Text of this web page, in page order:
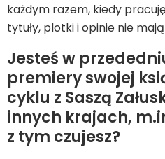
każdym razem, kiedy
tytuły, plotki i opinie nie
Jesteś w
premiery swojej
cyklu z Saszą
innych krajach,
z tym czujesz?